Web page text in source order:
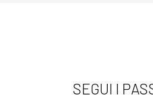
SEGUI I